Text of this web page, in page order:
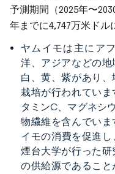
予測期間（2025年〜
年までに4,747万米ドル
ヤムイモは主にア
洋、アジアなどの
白、黄、紫があり
栽培が行われてい
タミンC、マグネシ
物繊維を含んでい
イモの消費を促進
煙台大学が行った
の供給源であるこ